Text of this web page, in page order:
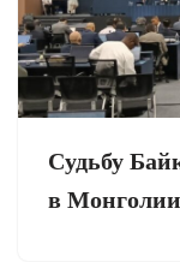
Судьбу
в